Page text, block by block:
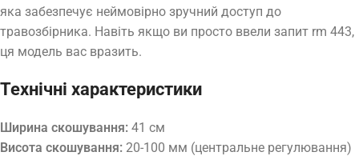
яка забезпечує неймовірно зручний доступ до
травозбірника. Навіть якщо ви просто ввели запит rm 443,
ця модель вас вразить.
Технічні характеристики
Ширина скошування: 41 см
Висота скошування: 20-100 мм (центральне регулювання)